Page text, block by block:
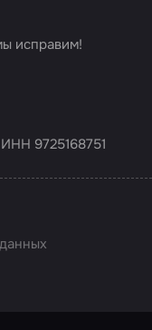
исправим!
9725168751